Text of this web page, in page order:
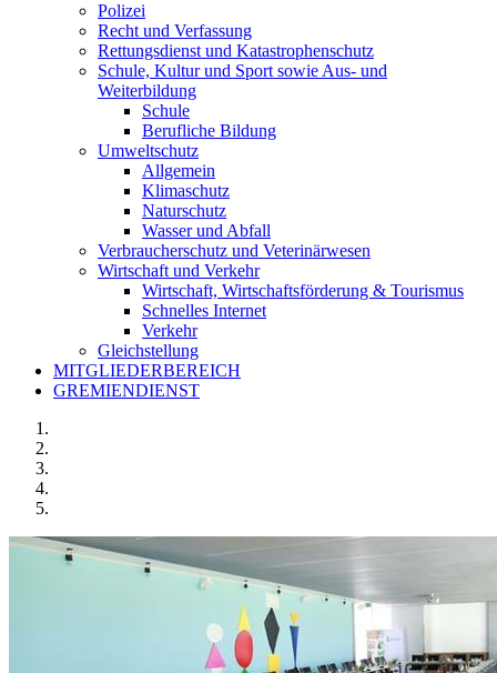
Polizei
Recht und Verfassung
Rettungsdienst und Katastrophenschutz
Schule, Kultur und Sport sowie Aus- und
Weiterbildung
Schule
Berufliche Bildung
Umweltschutz
Allgemein
Klimaschutz
Naturschutz
Wasser und Abfall
Verbraucherschutz und Veterinärwesen
Wirtschaft und Verkehr
Wirtschaft, Wirtschaftsförderung & Tourismus
Schnelles Internet
Verkehr
Gleichstellung
MITGLIEDERBEREICH
GREMIENDIENST